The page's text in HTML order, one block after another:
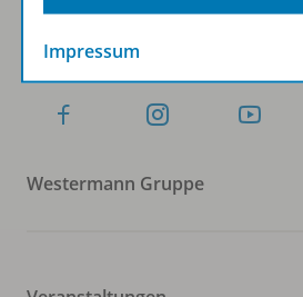
Folgen Sie uns auf Social Media
Westermann Gruppe
Impressum